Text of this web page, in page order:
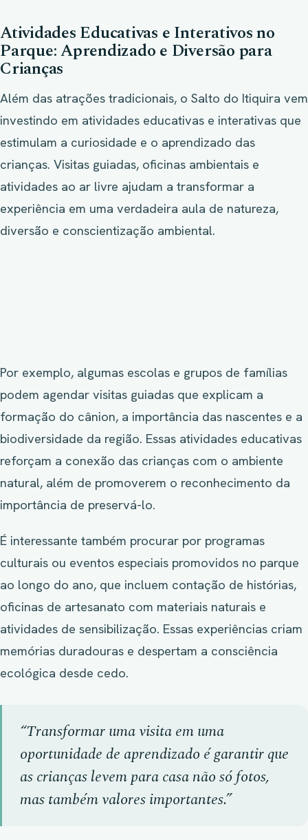
Atividades Educativas e Interativos no
Parque: Aprendizado e Diversão para
Crianças
Além das atrações tradicionais, o Salto do Itiquira vem
investindo em atividades educativas e interativas que
estimulam a curiosidade e o aprendizado das
crianças. Visitas guiadas, oficinas ambientais e
atividades ao ar livre ajudam a transformar a
experiência em uma verdadeira aula de natureza,
diversão e conscientização ambiental.
Por exemplo, algumas escolas e grupos de famílias
podem agendar visitas guiadas que explicam a
formação do cânion, a importância das nascentes e a
biodiversidade da região. Essas atividades educativas
reforçam a conexão das crianças com o ambiente
natural, além de promoverem o reconhecimento da
importância de preservá-lo.
É interessante também procurar por programas
culturais ou eventos especiais promovidos no parque
ao longo do ano, que incluem contação de histórias,
oficinas de artesanato com materiais naturais e
atividades de sensibilização. Essas experiências criam
memórias duradouras e despertam a consciência
ecológica desde cedo.
“Transformar uma visita em uma
oportunidade de aprendizado é garantir que
as crianças levem para casa não só fotos,
mas também valores importantes.”